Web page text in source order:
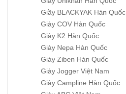
Giầy BLACKYAK Hàn Quốc
Giày COV Hàn Quốc
Giày K2 Hàn Quốc
Giày Nepa Hàn Quốc
Giày Ziben Hàn Quốc
Giày Jogger Việt Nam
Giày Campline Hàn Quốc